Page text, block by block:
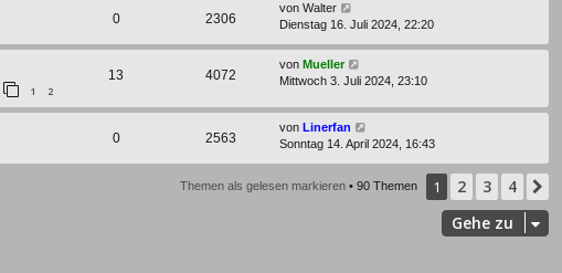
0 2306
von Walter
Dienstag 16. Juli 2024, 22:20
1 2
13 4072
von Mueller
Mittwoch 3. Juli 2024, 23:10
0 2563
von Linerfan
Sonntag 14. April 2024, 16:43
Themen als gelesen markieren • 90 Themen 1 2 3 4
Gehe zu